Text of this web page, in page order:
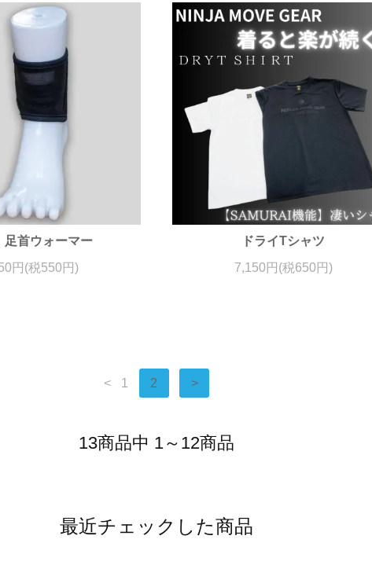
首ウォーマー
円(税550円)
ドライTシャツ
7,150円(税650円)
< 1 2 >
13商品中 1～12商品
最近チェックした商品